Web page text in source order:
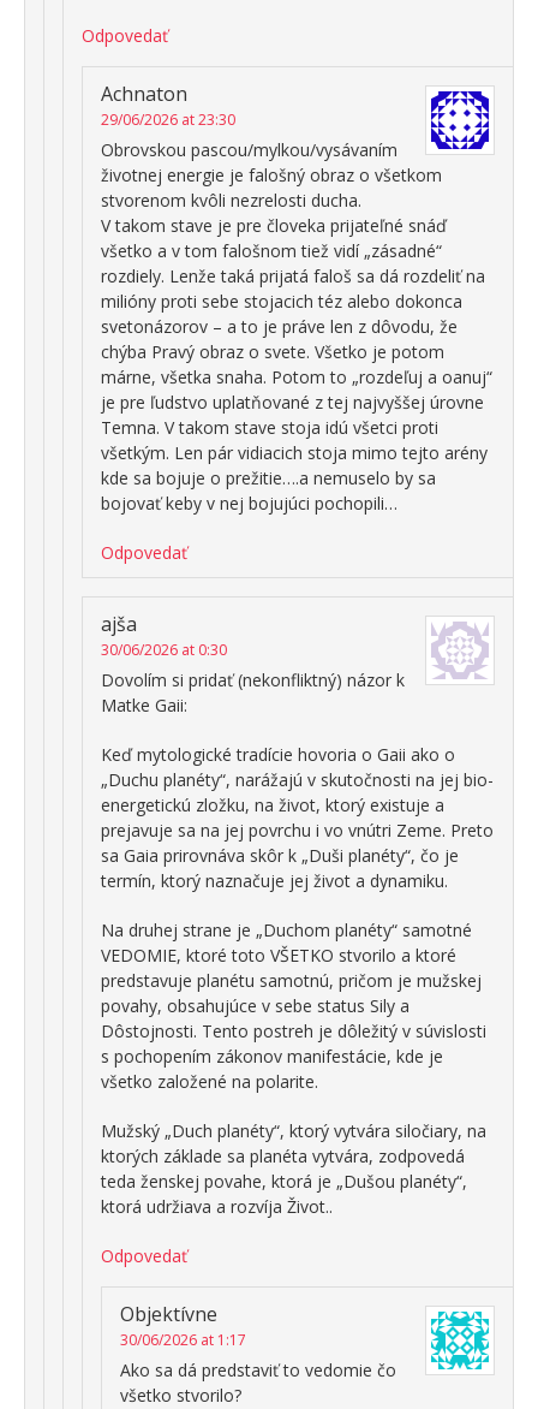
Odpovedať
Achnaton
29/06/2026 at 23:30
Obrovskou pascou/mylkou/vysávaním
životnej energie je falošný obraz o všetkom
stvorenom kvôli nezrelosti ducha.
V takom stave je pre človeka prijateľné snáď
všetko a v tom falošnom tiež vidí „zásadné“
rozdiely. Lenže taká prijatá faloš sa dá rozdeliť na
milióny proti sebe stojacich téz alebo dokonca
svetonázorov – a to je práve len z dôvodu, že
chýba Pravý obraz o svete. Všetko je potom
márne, všetka snaha. Potom to „rozdeľuj a oanuj“
je pre ľudstvo uplatňované z tej najvyššej úrovne
Temna. V takom stave stoja idú všetci proti
všetkým. Len pár vidiacich stoja mimo tejto arény
kde sa bojuje o prežitie….a nemuselo by sa
bojovať keby v nej bojujúci pochopili…
Odpovedať
ajša
30/06/2026 at 0:30
Dovolím si pridať (nekonfliktný) názor k
Matke Gaii:
Keď mytologické tradície hovoria o Gaii ako o
„Duchu planéty“, narážajú v skutočnosti na jej bio-
energetickú zložku, na život, ktorý existuje a
prejavuje sa na jej povrchu i vo vnútri Zeme. Preto
sa Gaia prirovnáva skôr k „Duši planéty“, čo je
termín, ktorý naznačuje jej život a dynamiku.
Na druhej strane je „Duchom planéty“ samotné
VEDOMIE, ktoré toto VŠETKO stvorilo a ktoré
predstavuje planétu samotnú, pričom je mužskej
povahy, obsahujúce v sebe status Sily a
Dôstojnosti. Tento postreh je dôležitý v súvislosti
s pochopením zákonov manifestácie, kde je
všetko založené na polarite.
Mužský „Duch planéty“, ktorý vytvára siločiary, na
ktorých základe sa planéta vytvára, zodpovedá
teda ženskej povahe, ktorá je „Dušou planéty“,
ktorá udržiava a rozvíja Život..
Odpovedať
Objektívne
30/06/2026 at 1:17
Ako sa dá predstaviť to vedomie čo
všetko stvorilo?